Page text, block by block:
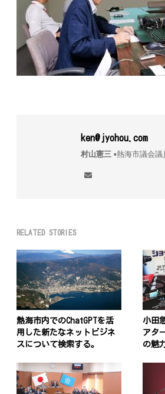
ken@jyohou.com
村山憲三▪︎熱海市議会
RELATED STORIES
熱海市内でのChatGPTを活
用した新たなネットビジネ
スについて検索する。
小田
アタ
の魅